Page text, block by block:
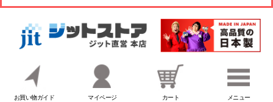
お買い物ガイド マイページ カート メニュー